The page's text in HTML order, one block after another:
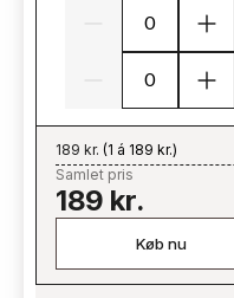
189 kr. (1 á 189 kr.)
Samlet pris
189 kr.
Køb nu